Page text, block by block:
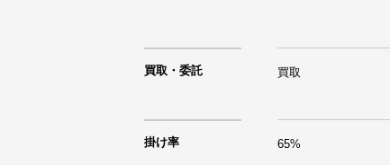
買取・委託 買取
掛け率 65%